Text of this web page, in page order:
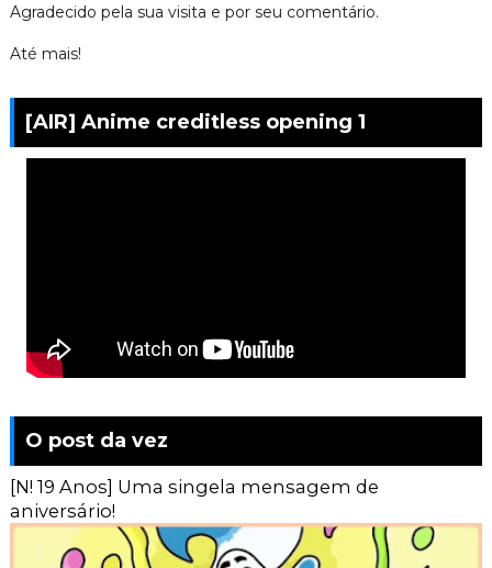
Agradecido pela sua visita e por seu comentário.
Até mais!
[AIR] Anime creditless opening 1
O post da vez
[N! 19 Anos] Uma singela mensagem de
aniversário!